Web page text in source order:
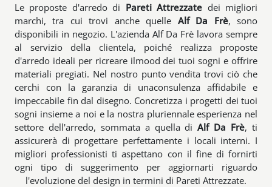
Le proposte d'arredo di Pareti Attrezzate dei migliori
marchi, tra cui trovi anche quelle Alf Da Frè, sono
disponibili in negozio. L'azienda Alf Da Frè lavora sempre
al servizio della clientela, poiché realizza proposte
d'arredo ideali per ricreare ilmood dei tuoi sogni e offrire
materiali pregiati. Nel nostro punto vendita trovi ciò che
cerchi con la garanzia di unaconsulenza affidabile e
impeccabile fin dal disegno. Concretizza i progetti dei tuoi
sogni insieme a noi e la nostra pluriennale esperienza nel
settore dell'arredo, sommata a quella diAlf Da Frè, ti
assicurerà di progettare perfettamente i locali interni. I
migliori professionisti ti aspettano con il fine di fornirti
ogni tipo di suggerimento per aggiornarti riguardo
l'evoluzione del design in termini di Pareti Attrezzate.